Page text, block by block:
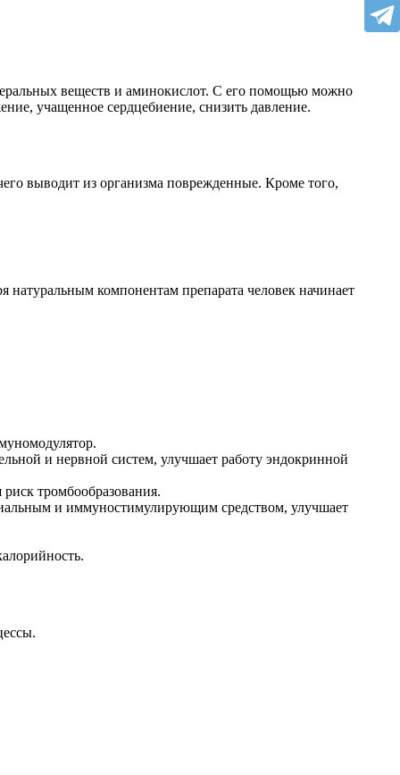
веществ и аминокислот. С его помощью можно
учащенное сердцебиение, снизить давление.
выводит из организма поврежденные. Кроме того,
компонентам препарата человек начинает
и нервной систем, улучшает работу эндокринной
тромбообразования.
и иммуностимулирующим средством, улучшает